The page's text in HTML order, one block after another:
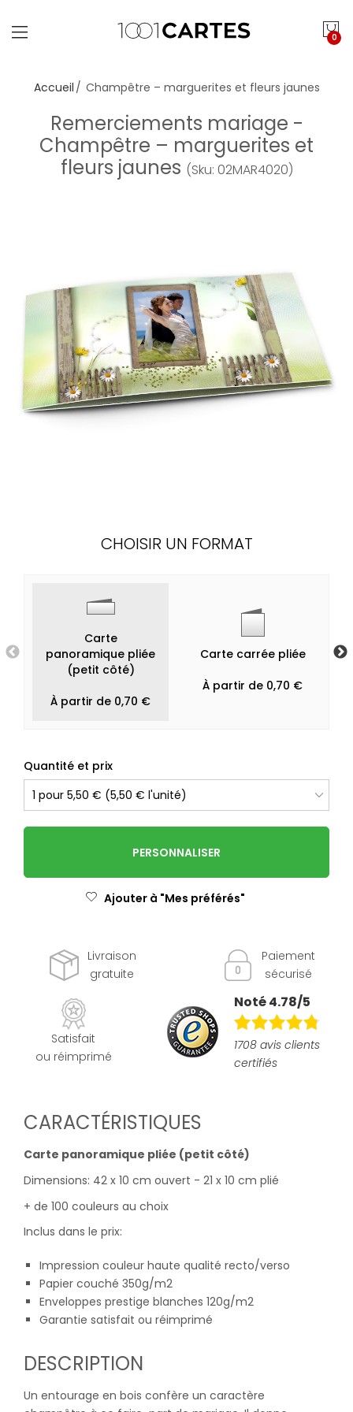
0
Accueil Champêtre – marguerites et fleurs jaunes
Remerciements mariage -
Champêtre – marguerites et
fleurs jaunes (Sku: 02MAR4020)
CHOISIR UN FORMAT
Carte
panoramique pliée
(petit côté)
À partir de 0,70 €
Carte carrée pliée
À partir de 0,70 €
Quantité et prix
PERSONNALISER
Ajouter à "Mes préférés"
Livraison
gratuite
Paiement
sécurisé
Satisfait
ou réimprimé
Noté 4.78/5
1708 avis clients
certifiés
CARACTÉRISTIQUES
Carte panoramique pliée (petit côté)
Dimensions: 42 x 10 cm ouvert - 21 x 10 cm plié
+ de 100 couleurs au choix
Inclus dans le prix:
Impression couleur haute qualité recto/verso
Papier couché 350g/m2
Enveloppes prestige blanches 120g/m2
Garantie satisfait ou réimprimé
DESCRIPTION
Un entourage en bois confère un caractère